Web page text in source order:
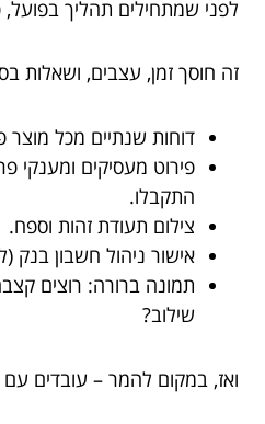
לפני שמתחילים תהליך בפועל,
זה חוסך זמן, עצבים, ושאלות
דוחות שנתיים מכל מוצר
פירוט מעסיקים ומענקי
התקבלו.
צילום תעודת זהות וספח.
אישור ניהול חשבון בנק
תמונה ברורה: רוצים
שילוב?
ואז, במקום להמר – עובדים עם